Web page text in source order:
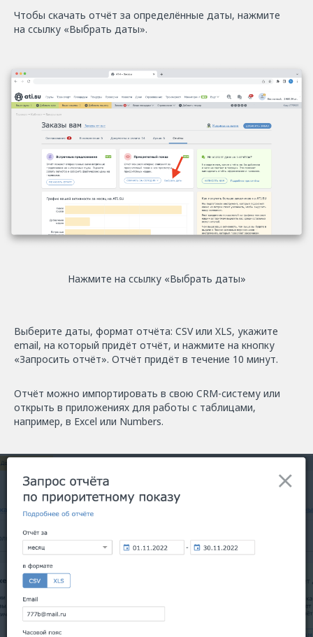
Чтобы скачать отчёт за определённые даты, нажмите
на ссылку «Выбрать даты».
Нажмите на ссылку «Выбрать даты»
Выберите даты, формат отчёта: CSV или XLS, укажите
email, на который придёт отчёт, и нажмите на кнопку
«Запросить отчёт». Отчёт придёт в течение 10 минут.
Отчёт можно импортировать в свою CRM-систему или
открыть в приложениях для работы с таблицами,
например, в Excel или Numbers.